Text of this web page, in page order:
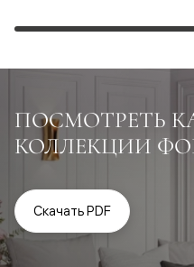
ПОСМОТРЕТЬ
КОЛЛЕКЦИИ
Скачать PDF